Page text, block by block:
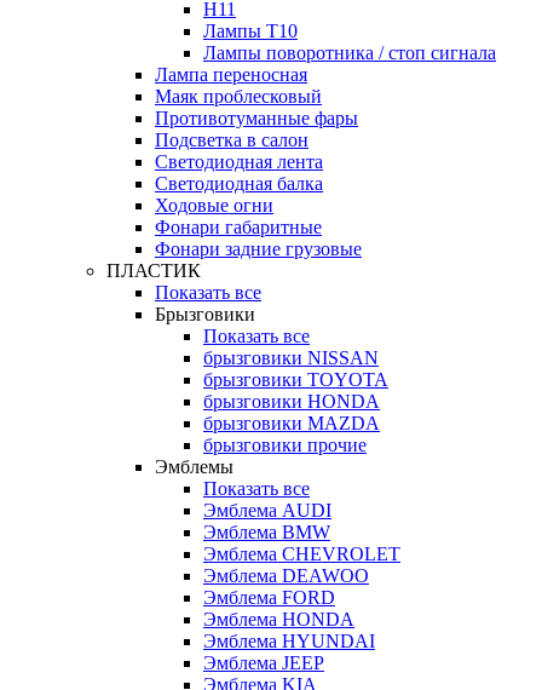
H11
Лампы Т10
Лампы поворотника / стоп сигнала
Лампа переносная
Маяк проблесковый
Противотуманные фары
Подсветка в салон
Светодиодная лента
Светодиодная балка
Ходовые огни
Фонари габаритные
Фонари задние грузовые
ПЛАСТИК
Показать все
Брызговики
Показать все
брызговики NISSAN
брызговики TOYOTA
брызговики HONDA
брызговики MAZDA
брызговики прочие
Эмблемы
Показать все
Эмблема AUDI
Эмблема BMW
Эмблема CHEVROLET
Эмблема DEAWOO
Эмблема FORD
Эмблема HONDA
Эмблема HYUNDAI
Эмблема JEEP
Эмблема KIA